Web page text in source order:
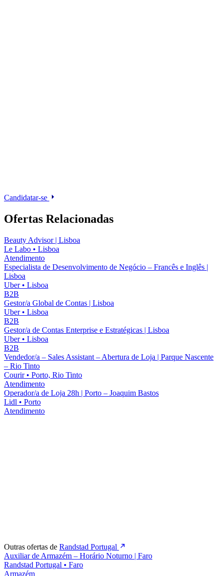
Candidatar-se
Ofertas Relacionadas
Beauty Advisor | Lisboa
Le Labo • Lisboa
Atendimento
Especialista de Desenvolvimento de Negócio – Francês e Inglês |
Lisboa
Uber • Lisboa
B2B
Gestor/a Global de Contas | Lisboa
Uber • Lisboa
B2B
Gestor/a de Contas Enterprise e Estratégicas | Lisboa
Uber • Lisboa
B2B
Vendedor/a – Sales Assistant – Abertura de Loja | Parque Nascente
– Rio Tinto
Courir • Porto, Rio Tinto
Atendimento
Operador/a de Loja 28h | Porto – Joaquim Bastos
Lidl • Porto
Atendimento
Outras ofertas de Randstad Portugal
Auxiliar de Armazém – Horário Noturno | Faro
Randstad Portugal • Faro
Armazém